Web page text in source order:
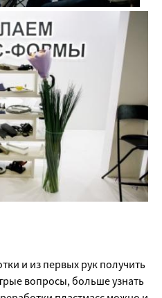
и из первых рук получить
вопросы, больше узнать